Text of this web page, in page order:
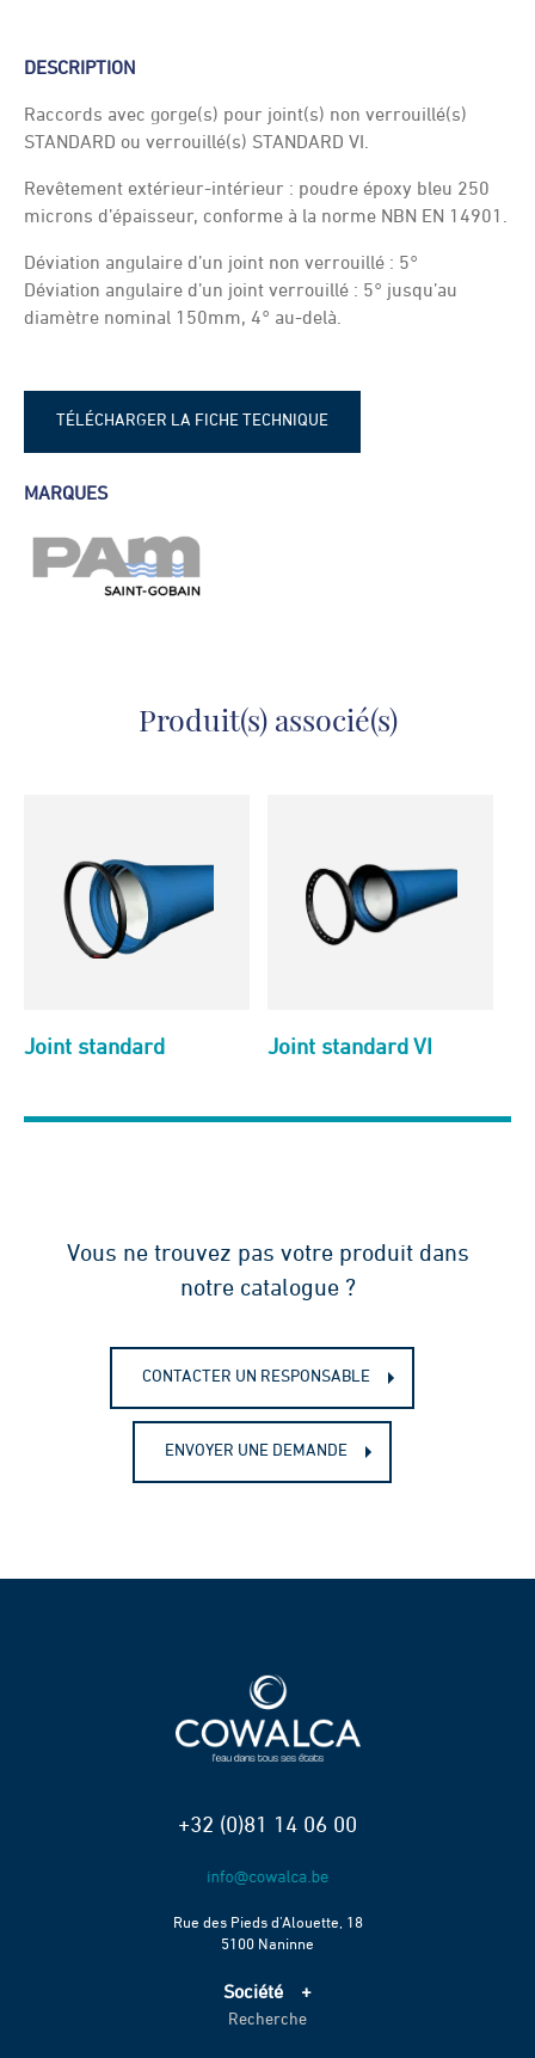
DESCRIPTION
Raccords avec gorge(s) pour joint(s) non verrouillé(s)
STANDARD ou verrouillé(s) STANDARD VI.
Revêtement extérieur-intérieur : poudre époxy bleu 250
microns d’épaisseur, conforme à la norme NBN EN 14901.
Déviation angulaire d’un joint non verrouillé : 5°
Déviation angulaire d’un joint verrouillé : 5° jusqu’au
diamètre nominal 150mm, 4° au-delà.
TÉLÉCHARGER LA FICHE TECHNIQUE
MARQUES
Produit(s) associé(s)
Joint standard Joint standard VI
Vous ne trouvez pas votre produit dans
notre catalogue ?
CONTACTER UN RESPONSABLE
ENVOYER UNE DEMANDE
+32 (0)81 14 06 00
Rue des Pieds d’Alouette, 18
5100 Naninne
Société
Accueil
Recherche